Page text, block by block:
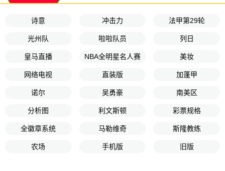
诗意 冲击力 法甲第29轮
光州队 啦啦队员 列日
皇马直播 NBA全明星名人赛 美妆
网络电视 直装版 加蓬甲
诺尔 吴勇豪 南美区
分析图 利文斯顿 彩票规格
全徽章系统 马勒维奇 斯隆教练
农场 手机版 旧版